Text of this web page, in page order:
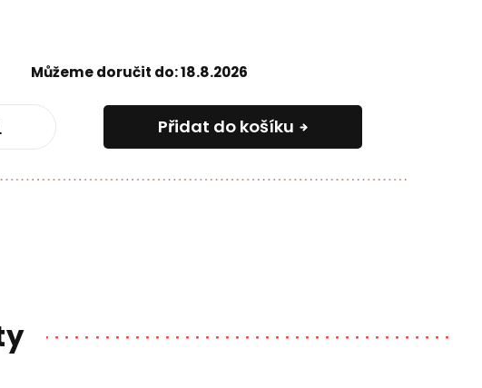
Můžeme doručit do:18.8.2026
Přidat do košíku